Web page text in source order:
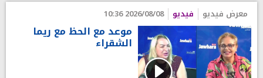
معرض فيديو فيديو 2026/08/08 10:36
موعد مع الحظ مع ريما
الشقراء